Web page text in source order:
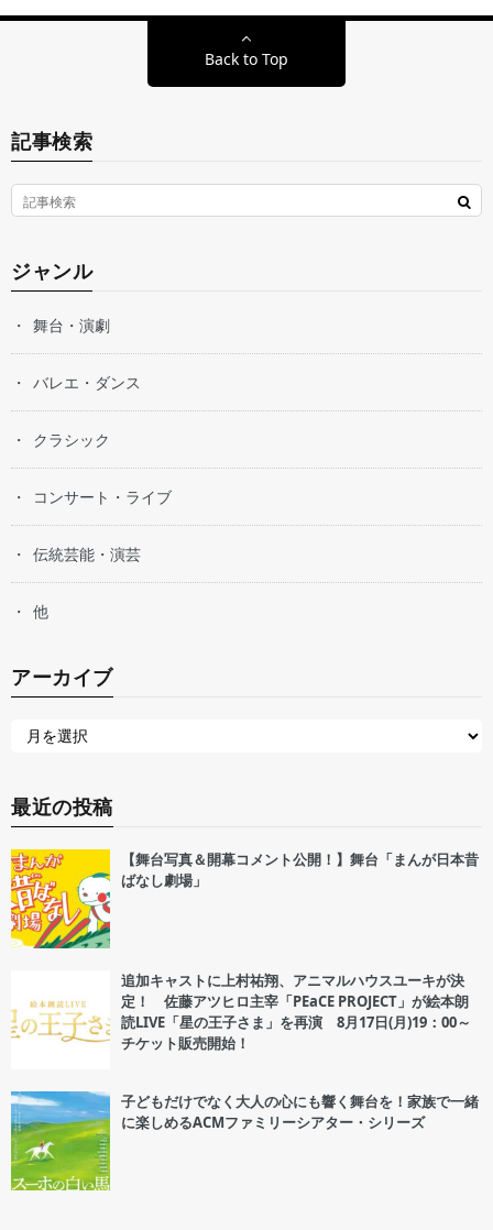
Back to Top
記事検索
ジャンル
舞台・演劇
バレエ・ダンス
クラシック
コンサート・ライブ
伝統芸能・演芸
他
アーカイブ
最近の投稿
【舞台写真＆開幕コメント公開！】舞台「まんが日本昔
ばなし劇場」
追加キャストに上村祐翔、アニマルハウスユーキが決
定！ 佐藤アツヒロ主宰「PEaCE PROJECT」が絵本朗
読LIVE「星の王子さま」を再演 8月17日(月)19：00～
チケット販売開始！
子どもだけでなく大人の心にも響く舞台を！家族で一緒
に楽しめるACMファミリーシアター・シリーズ